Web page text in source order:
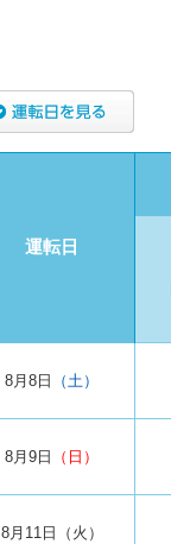
運転日
8月8日 （土）
8月9日 （日）
8月11日 （火）